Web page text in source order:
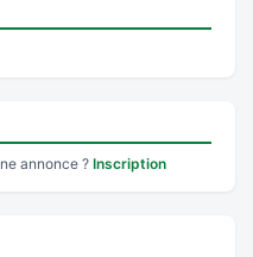
annonce ?Inscription